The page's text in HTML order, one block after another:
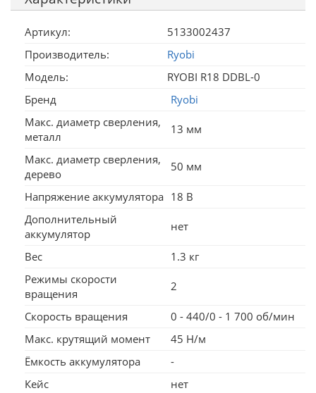
Артикул:
5133002437
Производитель:
Ryobi
Модель:
RYOBI R18 DDBL-0
Бренд
Ryobi
Макс. диаметр сверления,
металл
13 мм
Макс. диаметр сверления,
дерево
50 мм
Напряжение аккумулятора 18 В
Дополнительный
аккумулятор
нет
Вес
1.3 кг
Режимы скорости
вращения
2
Скорость вращения
0 - 440/0 - 1 700 об/мин
Макс. крутящий момент
45 Н/м
Ёмкость аккумулятора
-
Кейс
нет